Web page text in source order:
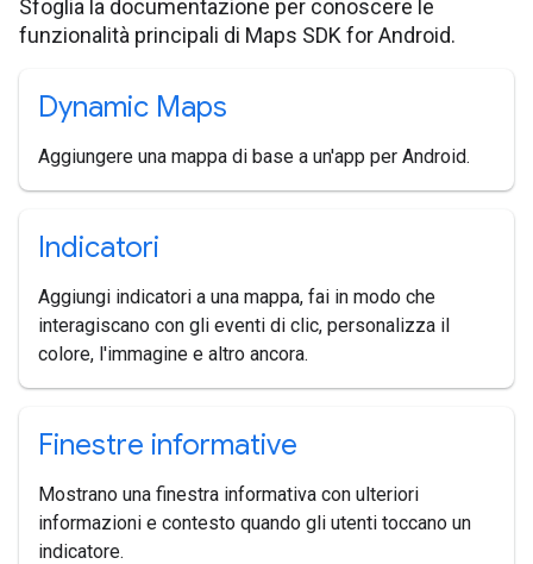
Sfoglia la documentazione per conoscere le
funzionalità principali di Maps SDK for Android.
Dynamic Maps
Aggiungere una mappa di base a un'app per Android.
Indicatori
Aggiungi indicatori a una mappa, fai in modo che
interagiscano con gli eventi di clic, personalizza il
colore, l'immagine e altro ancora.
Finestre informative
Mostrano una finestra informativa con ulteriori
informazioni e contesto quando gli utenti toccano un
indicatore.